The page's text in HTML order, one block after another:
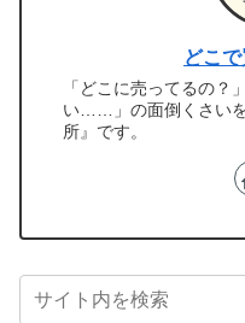
どこ
「どこに売ってるの？
い……」の面倒くさい
所』です。